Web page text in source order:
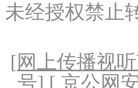
未经授权禁止
[网上传播视
号] [ 京公网